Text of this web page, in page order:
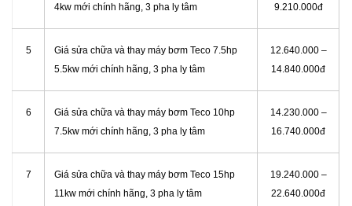
4kw mới chính hãng, 3 pha ly tâm
9.210.000đ
5
Giá sửa chữa và thay máy bơm Teco 7.5hp
5.5kw mới chính hãng, 3 pha ly tâm
12.640.000 –
14.840.000đ
6
Giá sửa chữa và thay máy bơm Teco 10hp
7.5kw mới chính hãng, 3 pha ly tâm
14.230.000 –
16.740.000đ
7
Giá sửa chữa và thay máy bơm Teco 15hp
11kw mới chính hãng, 3 pha ly tâm
19.240.000 –
22.640.000đ